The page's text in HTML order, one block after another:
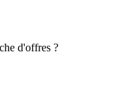
d'offres ?